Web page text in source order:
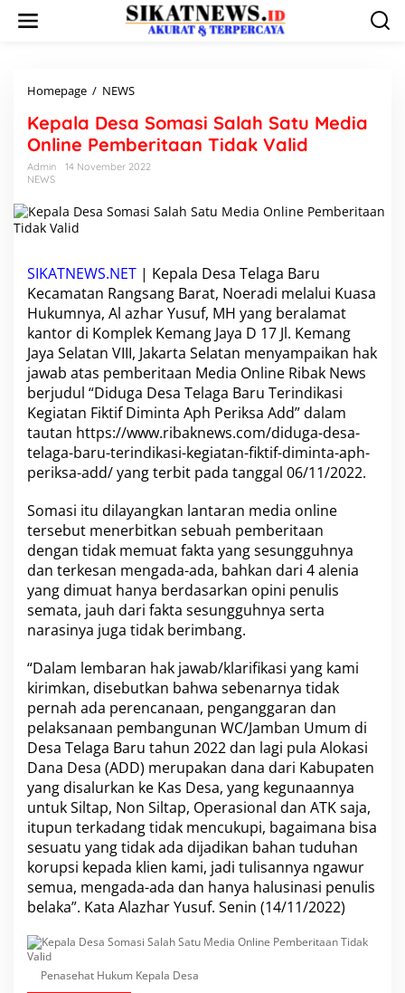
Homepage / NEWS
p
a
l
a
s
o
m
a
s
i
S
a
l
a
h
S
a
u
e
d
i
O
n
l
i
P
e
m
b
e
r
i
a
a
n
T
i
d
a
V
l
Kepala Desa Somasi Salah Satu Media
Online Pemberitaan Tidak Valid
Admin
14 November 2022
NEWS
SIKATNEWS.NET | Kepala Desa Telaga Baru
Kecamatan Rangsang Barat, Noeradi melalui Kuasa
Hukumnya, Al azhar Yusuf, MH yang beralamat
kantor di Komplek Kemang Jaya D 17 Jl. Kemang
Jaya Selatan VIII, Jakarta Selatan menyampaikan hak
jawab atas pemberitaan Media Online Ribak News
berjudul “Diduga Desa Telaga Baru Terindikasi
Kegiatan Fiktif Diminta Aph Periksa Add” dalam
tautan https://www.ribaknews.com/diduga-desa-
telaga-baru-terindikasi-kegiatan-fiktif-diminta-aph-
periksa-add/ yang terbit pada tanggal 06/11/2022.
Somasi itu dilayangkan lantaran media online
tersebut menerbitkan sebuah pemberitaan
dengan tidak memuat fakta yang sesungguhnya
dan terkesan mengada-ada, bahkan dari 4 alenia
yang dimuat hanya berdasarkan opini penulis
semata, jauh dari fakta sesungguhnya serta
narasinya juga tidak berimbang.
“Dalam lembaran hak jawab/klarifikasi yang kami
kirimkan, disebutkan bahwa sebenarnya tidak
pernah ada perencanaan, penganggaran dan
pelaksanaan pembangunan WC/Jamban Umum di
Desa Telaga Baru tahun 2022 dan lagi pula Alokasi
Dana Desa (ADD) merupakan dana dari Kabupaten
yang disalurkan ke Kas Desa, yang kegunaannya
untuk Siltap, Non Siltap, Operasional dan ATK saja,
itupun terkadang tidak mencukupi, bagaimana bisa
sesuatu yang tidak ada dijadikan bahan tuduhan
korupsi kepada klien kami, jadi tulisannya ngawur
semua, mengada-ada dan hanya halusinasi penulis
belaka”. Kata Alazhar Yusuf. Senin (14/11/2022)
Penasehat Hukum Kepala Desa